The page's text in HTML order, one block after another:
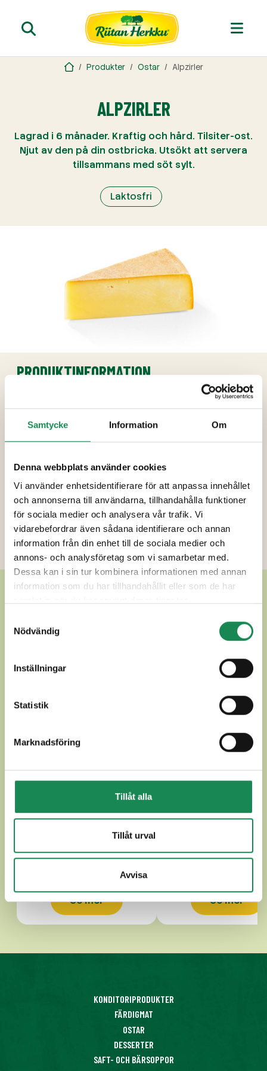
Samtycke Information Om
Denna webbplats använder cookies
Vi använder enhetsidentifierare för att anpassa innehållet
och annonserna till användarna, tillhandahålla funktioner
för sociala medier och analysera vår trafik. Vi
vidarebefordrar även sådana identifierare och annan
information från din enhet till de sociala medier och
annons- och analysföretag som vi samarbetar med.
Dessa kan i sin tur kombinera informationen med annan
information som du har tillhandahållit eller som de har
Nödvändig
Inställningar
Statistik
Marknadsföring
Tillåt alla
Tillåt urval
Avvisa
Produkter Ostar Alpzirler
ALPZIRLER
Lagrad i 6 månader. Kraftig och hård. Tilsiter-ost.
Njut av den på din ostbricka. Utsökt att servera
tillsammans med söt sylt.
Laktosfri
PRODUKTINFORMATION
Pastöriserad MJÖLK, mikrobiologiskt löpe,
Förpackningsstorlekar
Specialdieter
Näringsinnehåll
Ytterligare uppgifter
ANDRA LÄCKRA ANDRA
Se mer
APPENZELLER
Se mer
KONDITORIPRODUKTER
FÄRDIGMAT
OSTAR
DESSERTER
SAFT- OCH BÄRSOPPOR